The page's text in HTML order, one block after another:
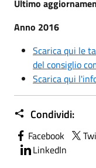
Ultimo
Anno 2016
Scarica qui le
del consiglio
Scarica qui
Condividi:
Facebook
LinkedIn